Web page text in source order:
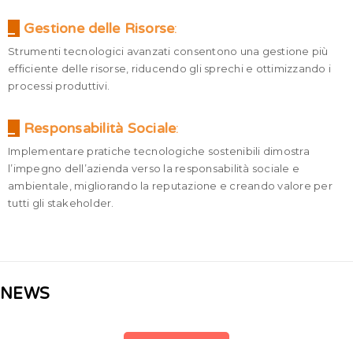
Gestione delle Risorse:
Strumenti tecnologici avanzati consentono una gestione più
efficiente delle risorse, riducendo gli sprechi e ottimizzando i
processi produttivi.
Responsabilità Sociale:
Implementare pratiche tecnologiche sostenibili dimostra
l’impegno dell’azienda verso la responsabilità sociale e
ambientale, migliorando la reputazione e creando valore per
tutti gli stakeholder.
NEWS